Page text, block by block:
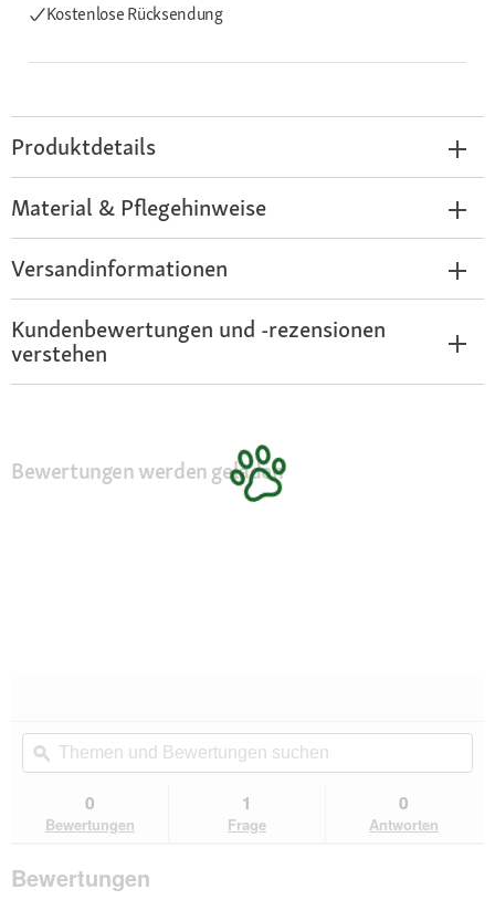
Kostenlose Rücksendung
Produktdetails
Material & Pflegehinweise
Versandinformationen
Kundenbewertungen und -rezensionen
verstehen
Bewertungen werden geladen
Beurteilungswert
für
Tierlando
Orthopädisches
Hundebett
Teddy-
Themen
und
Bewertungen
ϙ
0
Bewertungen
1
Frage
0
Antworten
Bewertungen